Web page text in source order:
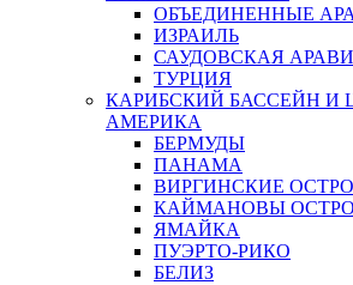
ОБЪЕДИНЕННЫЕ
ИЗРАИЛЬ
САУДОВСКАЯ
ТУРЦИЯ
КАРИБСКИЙ БАССЕЙН И
АМЕРИКА
БЕРМУДЫ
ПАНАМА
ВИРГИНСКИЕ
КАЙМАНОВЫ
ЯМАЙКА
ПУЭРТО-РИКО
БЕЛИЗ